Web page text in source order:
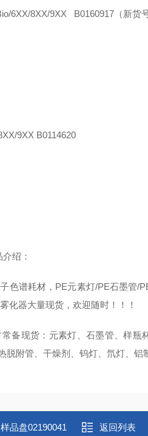
6XX/8XX/9XX B0160917（新货号
9XX B0114620
绍：
色谱耗材，PE元素灯/PE石墨管/
化器大量现货，欢迎随时！！！
备现货：元素灯、石墨管、样
脱附管、干燥剂、钨灯、氘灯、铝
品盘02190041 返回列表